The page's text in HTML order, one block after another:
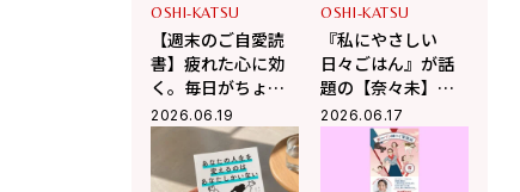
OSHI-KATSU
【週末のご自愛読
書】疲れた心に効
く。毎日がちょっ
と愛おしくなる、
自分を整える3冊
2026.06.19
OSHI-KATSU
『私にやさしい
日々ごはん』が話
題の【奈々未】が
リコメンド！頑張
る自分の心を緩め
てくれる2冊の本
2026.06.17